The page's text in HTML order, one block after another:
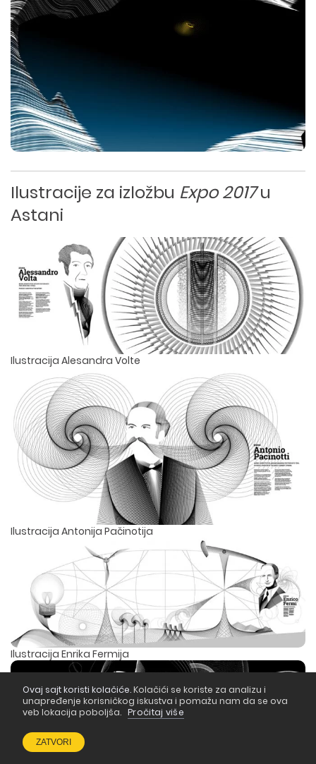
Ilustracije za izložbu Expo 2017u
Astani
Ilustracija Alesandra Volte
Ilustracija Antonija Pačinotija
Ilustracija Enrika Fermija
Ilustracija Leonarda da Vinčija
Ovaj sajt koristi kolačiće.Kolačići se koriste za analizu i
unapređenje korisničkog iskustva i pomažu nam da se ova
veb lokacija poboljša. Pročitaj više
ZATVORI